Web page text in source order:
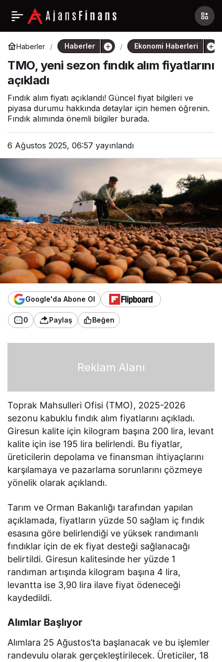
Haberler Haberler Ekonomi Haberleri
TMO, yeni sezon fındık alım fiyatlarını
açıkladı
Fındık alım fiyatı açıklandı! Güncel fiyat bilgileri ve
piyasa durumu hakkında detaylar için hemen öğrenin.
Fındık alımında önemli bilgiler burada.
6 Ağustos 2025, 06:57 yayınlandı
Google'da Abone Ol
0 Paylaş Beğen
Reklam Alanı
Toprak Mahsulleri Ofisi (TMO), 2025-2026
sezonu kabuklu fındık alım fiyatlarını açıkladı.
Giresun kalite için kilogram başına 200 lira, levant
kalite için ise 195 lira belirlendi. Bu fiyatlar,
üreticilerin depolama ve finansman ihtiyaçlarını
karşılamaya ve pazarlama sorunlarını çözmeye
yönelik olarak açıklandı.
Tarım ve Orman Bakanlığı tarafından yapılan
açıklamada, fiyatların yüzde 50 sağlam iç fındık
esasına göre belirlendiği ve yüksek randımanlı
fındıklar için de ek fiyat desteği sağlanacağı
belirtildi. Giresun kalitesinde her yüzde 1
randıman artışında kilogram başına 4 lira,
levantta ise 3,90 lira ilave fiyat ödeneceği
kaydedildi.
Alımlar Başlıyor
Alımlara 25 Ağustos’ta başlanacak ve bu işlemler
randevulu olarak gerçekleştirilecek. Üreticiler, 18